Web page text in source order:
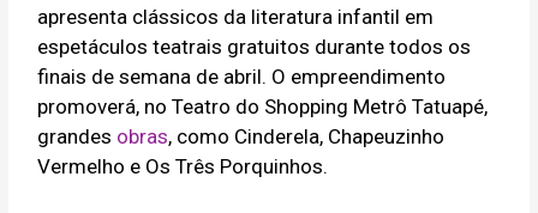
apresenta clássicos da literatura infantil em
espetáculos teatrais gratuitos durante todos os
finais de semana de abril. O empreendimento
promoverá, no Teatro do Shopping Metrô Tatuapé,
grandes obras, como Cinderela, Chapeuzinho
Vermelho e Os Três Porquinhos.